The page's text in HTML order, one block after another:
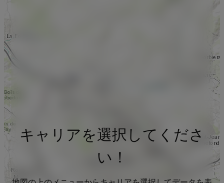
キャリアを選択してくださ
い！